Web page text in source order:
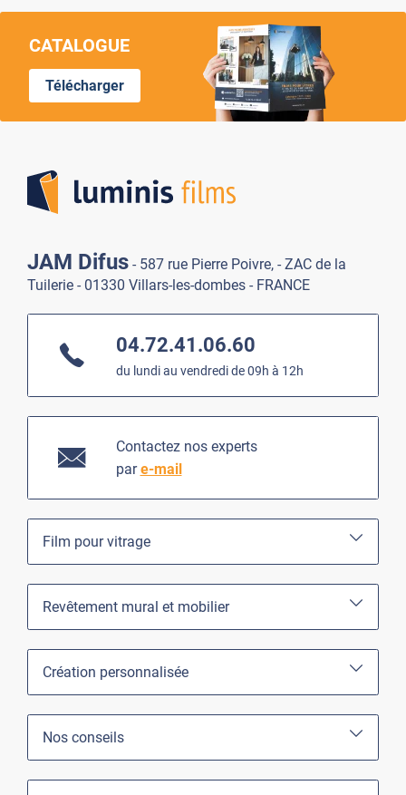
CATALOGUE
Télécharger
JAM Difus - 587 rue Pierre Poivre, - ZAC de la
Tuilerie - 01330 Villars-les-dombes - FRANCE
04.72.41.06.60
du lundi au vendredi de 09h à 12h
Contactez nos experts
pare-mail
Film pour vitrage
Revêtement mural et mobilier
Création personnalisée
Nos conseils